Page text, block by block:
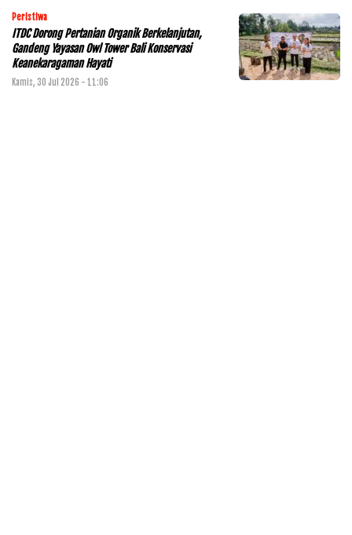
Peristiwa
ITDC Dorong Pertanian Organik Berkelanjutan,
Gandeng Yayasan Owl Tower Bali Konservasi
Keanekaragaman Hayati
Kamis, 30 Jul 2026 - 11:06